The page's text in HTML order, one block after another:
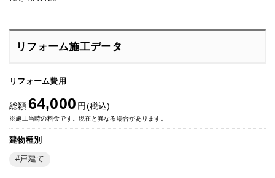
リフォーム施工データ
リフォーム費用
総額 64,000 円(税込)
※施工当時の料金です。現在と異なる場合があります。
建物種別
戸建て